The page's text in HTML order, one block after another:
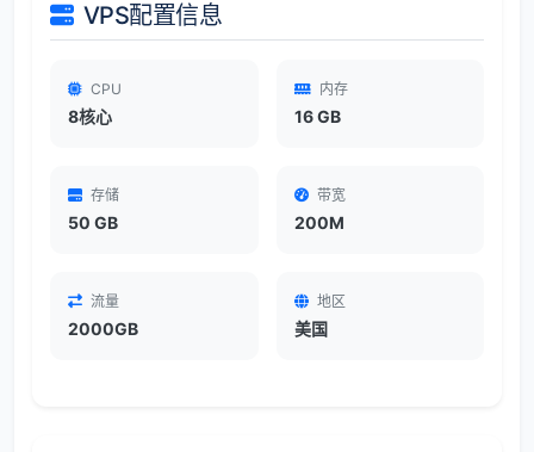
VPS配置信息
CPU
8核心
内存
16 GB
存储
50 GB
带宽
200M
流量
2000GB
地区
美国